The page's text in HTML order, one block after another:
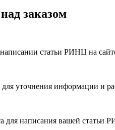
заказом
статьи РИНЦ на
уточнения информации и
для написания вашей статьи